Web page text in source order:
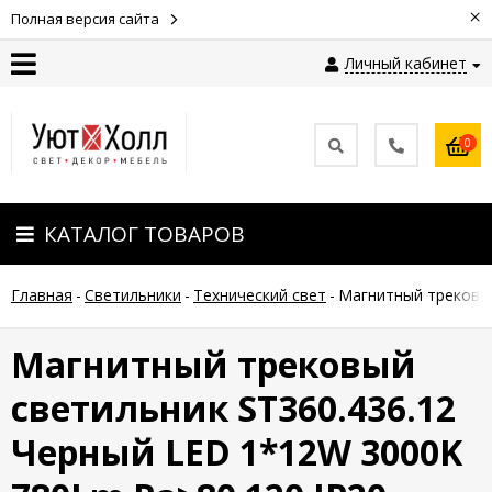
Полная версия сайта ×
Личный кабинет
Оплата
Доставка
Гарантия
возврат
Новости
Полезные
0
КАТАЛОГ ТОВАРОВ
Главная - Светильники - Технический свет - Магнитный
Магнитный трековый
светильник ST360.436.12
Черный LED 1*12W 3000K